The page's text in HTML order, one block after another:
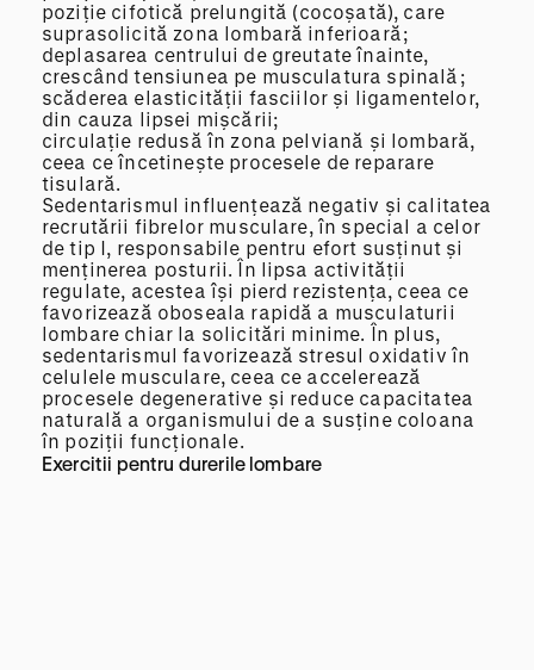
poziție cifotică prelungită (cocoșată), care
suprasolicită zona lombară inferioară;
deplasarea centrului de greutate înainte,
crescând tensiunea pe musculatura spinală;
scăderea elasticității fasciilor și ligamentelor,
din cauza lipsei mișcării;
circulație redusă în zona pelviană și lombară,
ceea ce încetinește procesele de reparare
tisulară.
Sedentarismul influențează negativ și calitatea
recrutării fibrelor musculare, în special a celor
de tip I, responsabile pentru efort susținut și
menținerea posturii. În lipsa activității
regulate, acestea își pierd rezistența, ceea ce
favorizează oboseala rapidă a musculaturii
lombare chiar la solicitări minime. În plus,
sedentarismul favorizează stresul oxidativ în
celulele musculare, ceea ce accelerează
procesele degenerative și reduce capacitatea
naturală a organismului de a susține coloana
în poziții funcționale.
Exercitii pentru durerile lombare